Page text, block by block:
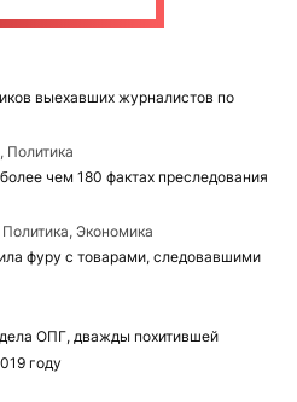
выехавших журналистов по
Политика
чем 180 фактах преследования
Экономика
фуру с товарами, следовавшими
ОПГ, дважды похитившей
году